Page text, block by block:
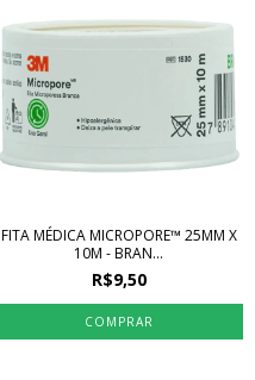
FITA MÉDICA MICROPORE™ 25MM X
10M - BRAN...
R$9,50